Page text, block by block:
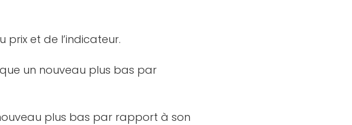
prix et de l’indicateur.
un nouveau plus bas par
plus bas par rapport à son